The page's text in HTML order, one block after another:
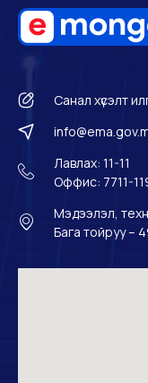
Санал хүсэлт
Лавлах: 11-11
Оффис: 7711-
Мэдээлэл,
Бага тойруу –